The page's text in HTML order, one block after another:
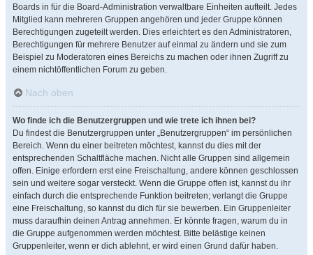
Boards in für die Board-Administration verwaltbare Einheiten aufteilt. Jedes
Mitglied kann mehreren Gruppen angehören und jeder Gruppe können
Berechtigungen zugeteilt werden. Dies erleichtert es den Administratoren,
Berechtigungen für mehrere Benutzer auf einmal zu ändern und sie zum
Beispiel zu Moderatoren eines Bereichs zu machen oder ihnen Zugriff zu
einem nichtöffentlichen Forum zu geben.
Nach oben
Wo finde ich die Benutzergruppen und wie trete ich ihnen bei?
Du findest die Benutzergruppen unter „Benutzergruppen“ im persönlichen
Bereich. Wenn du einer beitreten möchtest, kannst du dies mit der
entsprechenden Schaltfläche machen. Nicht alle Gruppen sind allgemein
offen. Einige erfordern erst eine Freischaltung, andere können geschlossen
sein und weitere sogar versteckt. Wenn die Gruppe offen ist, kannst du ihr
einfach durch die entsprechende Funktion beitreten; verlangt die Gruppe
eine Freischaltung, so kannst du dich für sie bewerben. Ein Gruppenleiter
muss daraufhin deinen Antrag annehmen. Er könnte fragen, warum du in
die Gruppe aufgenommen werden möchtest. Bitte belästige keinen
Gruppenleiter, wenn er dich ablehnt, er wird einen Grund dafür haben.